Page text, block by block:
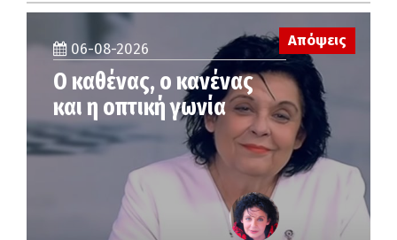
Απόψεις
06-08-2026
Ο καθένας, ο κανένας
και η οπτική γωνία